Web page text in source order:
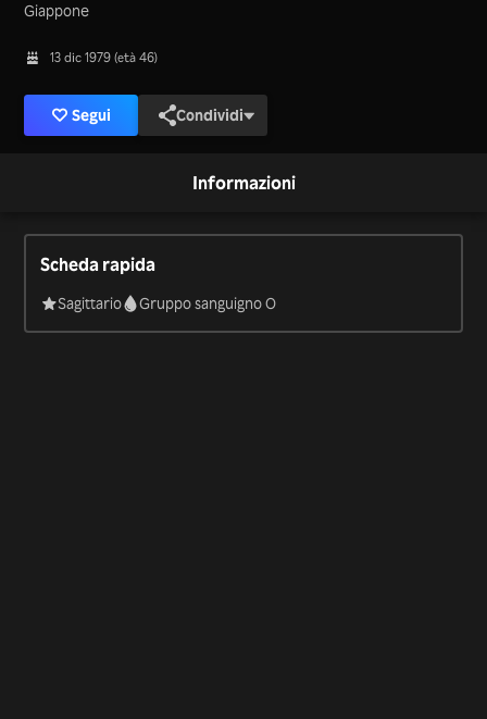
Giappone
13 dic 1979 (età 46)
Segui Condividi
Informazioni
Scheda rapida
Sagittario Gruppo sanguigno O